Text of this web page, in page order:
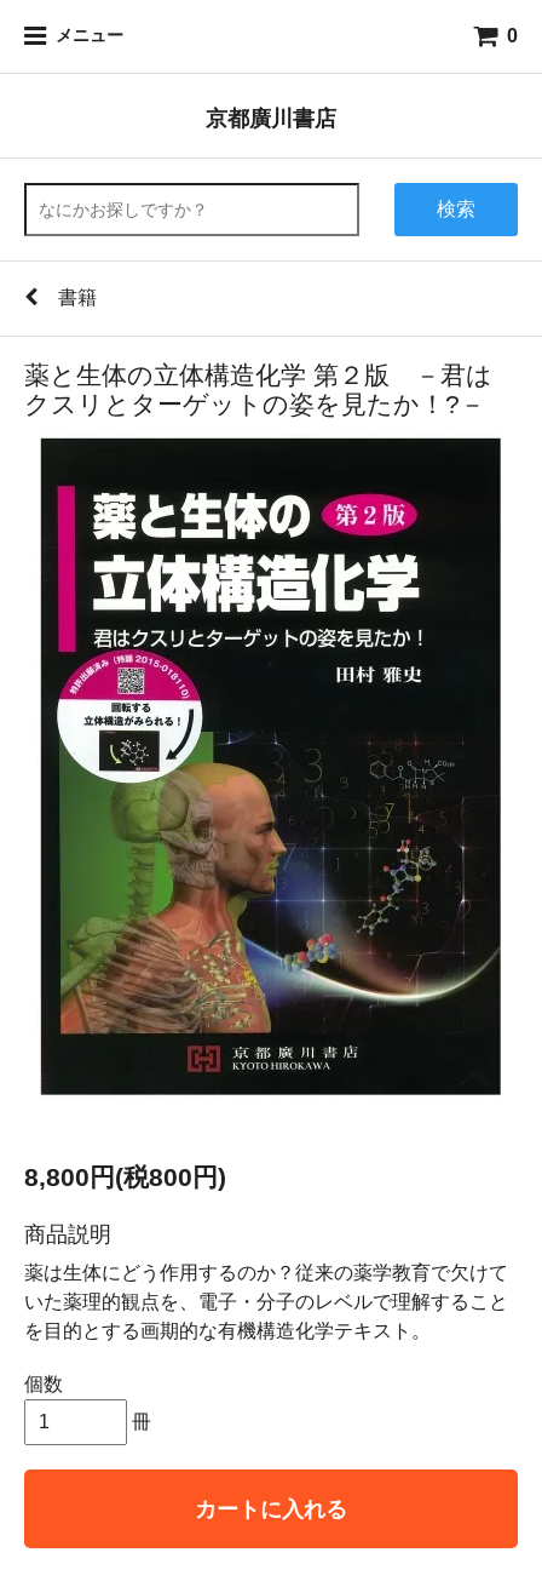
メニュー 0
京都廣川書店
検索
書籍
薬と生体の立体構造化学 第２版 －君は
クスリとターゲットの姿を見たか！?－
8,800円(税800円)
商品説明
薬は生体にどう作用するのか？従来の薬学教育で欠けて
いた薬理的観点を、電子・分子のレベルで理解すること
を目的とする画期的な有機構造化学テキスト。
個数
冊
カートに入れる